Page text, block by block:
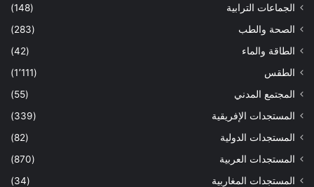
الجماعات الترابية
(148)
الصحة والطب
(283)
الطاقة والماء
(42)
الطقس
(1٬111)
المجتمع المدني
(55)
المستجدات الإفريقية
(339)
المستجدات الدولية
(82)
المستجدات العربية
(870)
المستجدات المغاربية
(34)